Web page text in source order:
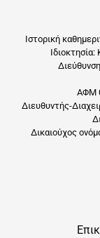
Ιστορική
ΑΦΜ
Διευθυντής-
Δικαιούχος